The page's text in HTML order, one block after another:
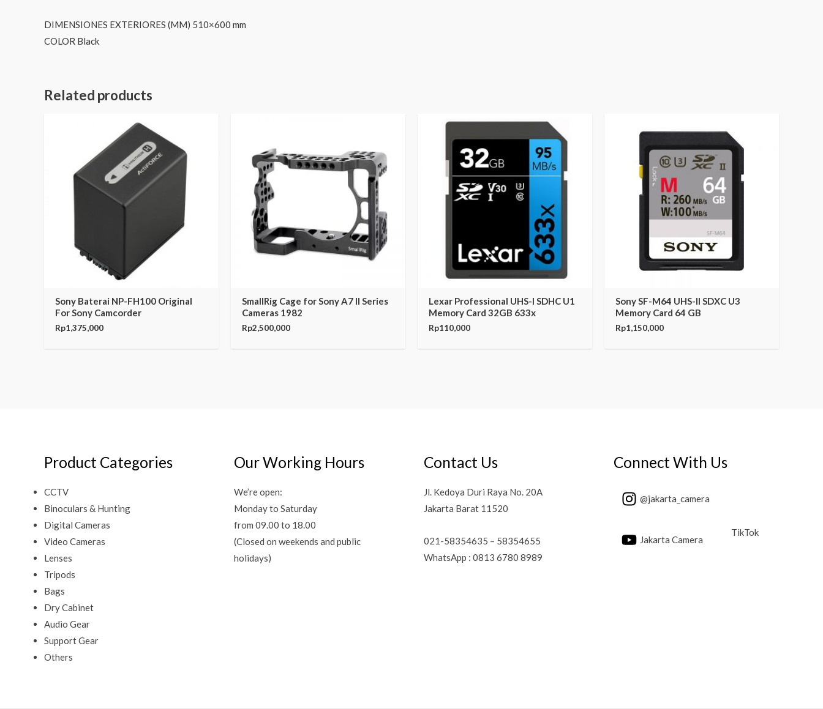
DIMENSIONES EXTERIORES (MM) 510×600 mm
COLOR Black
Related products
Sony Baterai NP-FH100 Original
For Sony Camcorder
Rp1,375,000
SmallRig Cage for Sony A7 II Series
Cameras 1982
Rp2,500,000
Lexar Professional UHS-I SDHC U1
Memory Card 32GB 633x
Rp110,000
Sony SF-M64 UHS-II SDXC U3
Memory Card 64 GB
Rp1,150,000
Product Categories
CCTV
Binoculars & Hunting
Digital Cameras
Video Cameras
Lenses
Tripods
Bags
Dry Cabinet
Audio Gear
Support Gear
Others
Our Working Hours
We’re open:
Monday to Saturday
from 09.00 to 18.00
(Closed on weekends and public
holidays)
Contact Us
Jl. Kedoya Duri Raya No. 20A
Jakarta Barat 11520
021-58354635 – 58354655
WhatsApp : 0813 6780 8989
Connect With Us
@jakarta_camera
Jakarta Camera
TikTok